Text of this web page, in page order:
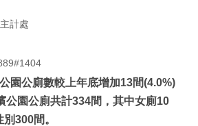
計處
園公廁數較上年底增加13間(4.0%)
公園公廁共計334間，其中女廁10
300間。